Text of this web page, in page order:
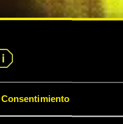
Consentimiento